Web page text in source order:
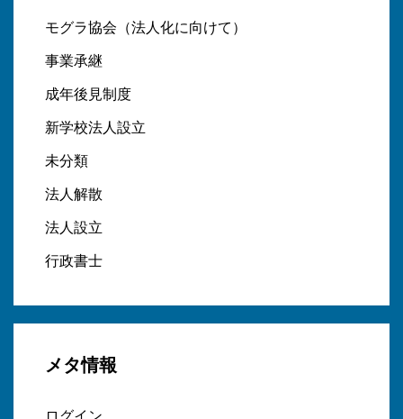
モグラ協会（法人化に向けて）
事業承継
成年後見制度
新学校法人設立
未分類
法人解散
法人設立
行政書士
メタ情報